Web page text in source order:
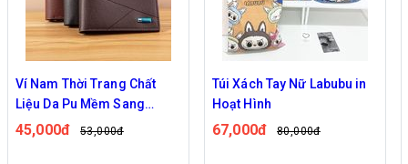
Túi Xách Tay Nữ Labubu in
Hoạt Hình
67,000đ
TÚI ĐEO CHÉO SILICON
KUROMI HỒNG VÀ TÍM
77,000đ